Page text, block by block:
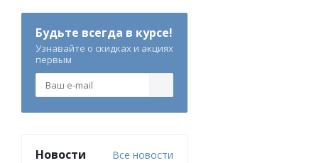
Будьте всегда в курсе!
Узнавайте о скидках и акциях
первым
Новости Все новости